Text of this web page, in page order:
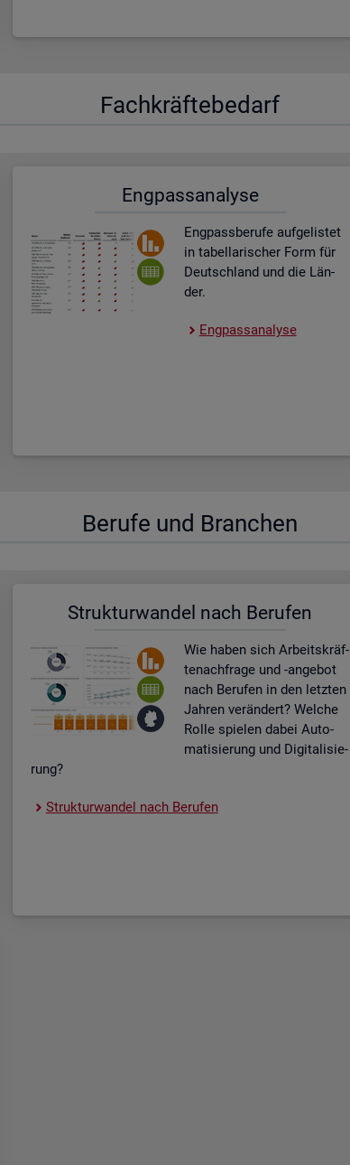
Fach­kräf­te­be­darf
Eng­pass­ana­ly­se
Eng­pass­be­ru­fe auf­ge­lis­tet
in ta­bel­la­ri­scher Form für
Deutsch­land und die Län­
der.
Eng­pass­ana­ly­se
Be­ru­fe und Bran­chen
Struk­tur­wan­del nach Be­ru­fen
Wie haben sich Ar­beits­kräf­
te­nach­fra­ge und -an­ge­bot
nach Be­ru­fen in den letz­ten
Jah­ren ver­än­dert? Wel­che
Rolle spie­len dabei Au­to­
ma­ti­sie­rung und Di­gi­ta­li­sie­
rung?
Struk­tur­wan­del nach Be­ru­fen